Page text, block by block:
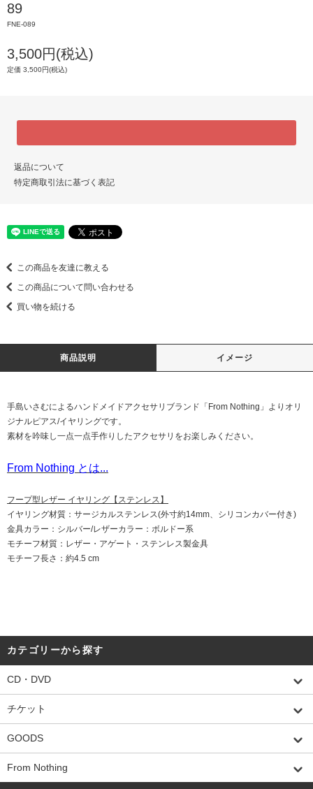
89
FNE-089
3,500円(税込)
定価 3,500円(税込)
返品について
特定商取引法に基づく表記
この商品を友達に教える
この商品について問い合わせる
買い物を続ける
商品説明 イメージ
手島いさむによるハンドメイドアクセサリブランド「From Nothing」よりオリ
ジナルピアス/イヤリングです。
素材を吟味し一点一点手作りしたアクセサリをお楽しみください。
From Nothing とは...
フープ型レザー イヤリング【ステンレス】
イヤリング材質：サージカルステンレス(外寸約14mm、シリコンカバー付き)
金具カラー：シルバー/レザーカラー：ボルドー系
モチーフ材質：レザー・アゲート・ステンレス製金具
モチーフ長さ：約4.5 cm
カテゴリーから探す
CD・DVD
チケット
GOODS
From Nothing